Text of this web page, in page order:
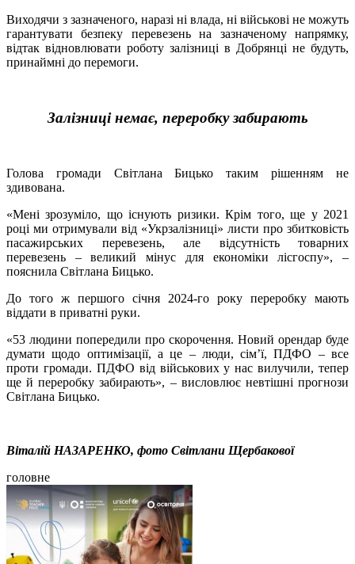
Виходячи з зазначеного, наразі ні влада, ні військові не можуть
гарантувати безпеку перевезень на зазначеному напрямку,
відтак відновлювати роботу залізниці в Добрянці не будуть,
принаймні до перемоги.
Залізниці немає, переробку забирають
Голова громади Світлана Бицько таким рішенням не
здивована.
«Мені зрозуміло, що існують ризики. Крім того, ще у 2021
році ми отримували від «Укрзалізниці» листи про збитковість
пасажирських перевезень, але відсутність товарних
перевезень – великий мінус для економіки лісгоспу», –
пояснила Світлана Бицько.
До того ж першого січня 2024-го року переробку мають
віддати в приватні руки.
«53 людини попередили про скорочення. Новий орендар буде
думати щодо оптимізації, а це – люди, сім’ї, ПДФО – все
проти громади. ПДФО від військових у нас вилучили, тепер
ще й переробку забирають», – висловлює невтішні прогнози
Світлана Бицько.
Віталій НАЗАРЕНКО, фото Світлани Щербакової
головне